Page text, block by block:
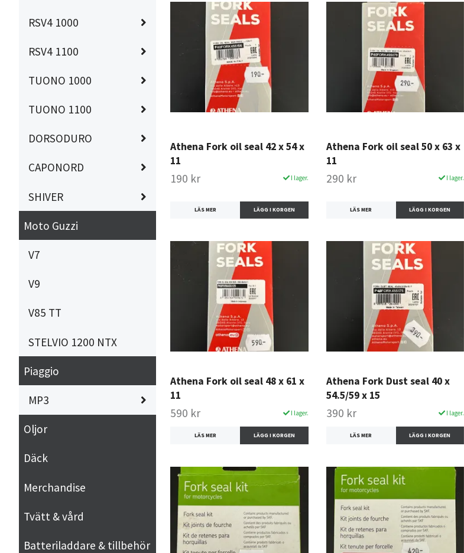
RSV4 1000
RSV4 1100
TUONO 1000
TUONO 1100
DORSODURO
CAPONORD
SHIVER
Moto Guzzi
V7
V9
V85 TT
STELVIO 1200 NTX
Piaggio
MP3
Oljor
Däck
Merchandise
Tvätt & vård
Batteriladdare & tillbehör
Athena Fork oil seal 42 x 54 x
11
190 kr I lager.
LÄS MER
Athena Fork oil seal 50 x 63 x
11
290 kr I lager.
LÄS MER
Athena Fork oil seal 48 x 61 x
11
590 kr I lager.
LÄS MER
Athena Fork Dust seal 40 x
54.5/59 x 15
390 kr I lager.
LÄS MER